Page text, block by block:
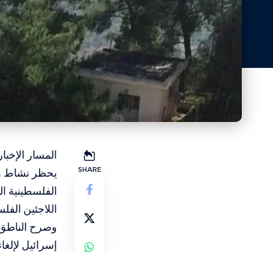
SHARE
المسار
يحظر نشاط
الفلسطينية
اللاجئين
وصرح
إسرائيل